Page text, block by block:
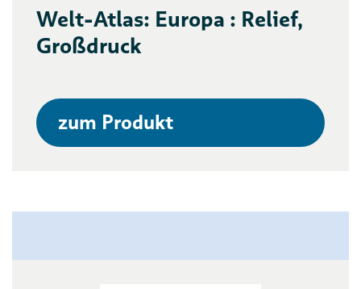
Welt-Atlas: Europa : Relief,
Großdruck
zum Produkt